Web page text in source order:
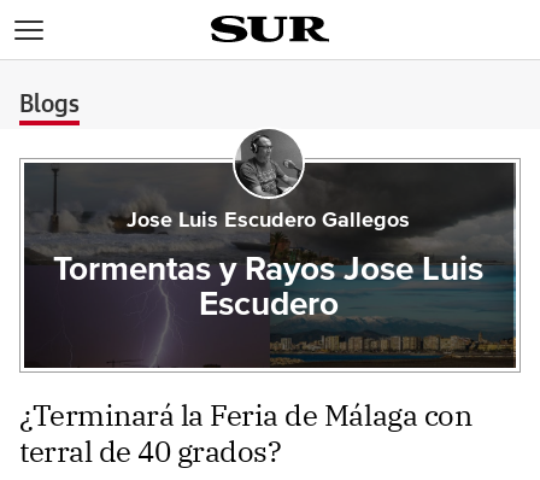
Blogs
Jose Luis Escudero Gallegos
Tormentas y Rayos Jose Luis
Escudero
¿Terminará la Feria de Málaga con
terral de 40 grados?